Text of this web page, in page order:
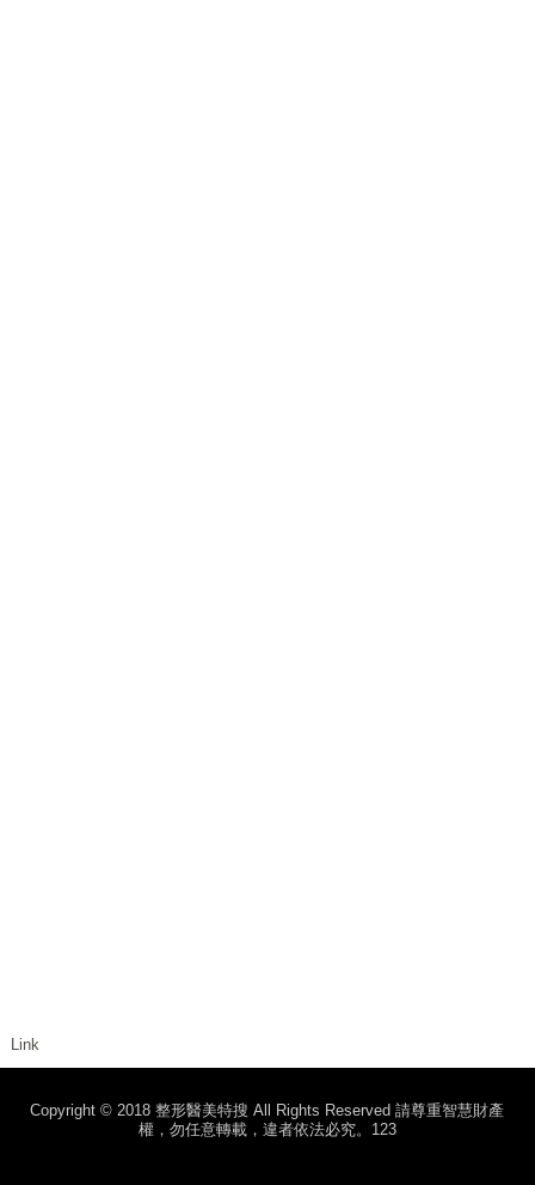
Link
Copyright © 2018 整形醫美特搜 All Rights Reserved 請尊重智慧財產
權，勿任意轉載，違者依法必究。123